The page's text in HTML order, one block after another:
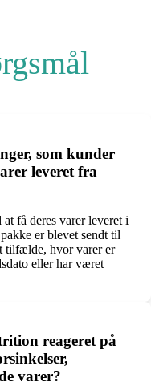
som kunder
leveret fra
få deres varer leveret i
er blevet sendt til
tilfælde, hvor varer er
eller har været
reageret på
varer?